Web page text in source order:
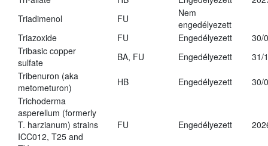
Triadimenol
FU
Nem
engedélyezett
Triazoxide
FU Engedélyezett
30/
Tribasic copper
sulfate
BA, FU Engedélyezett
31/
Tribenuron (aka
metometuron)
HB Engedélyezett
30/
Trichoderma
asperellum (formerly
T. harzianum) strains
ICC012, T25 and
FU Engedélyezett